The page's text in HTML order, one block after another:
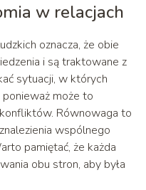
w relacjach
oznacza, że obie
i są traktowane z
sytuacji, w których
ponieważ może to
Równowaga to
wspólnego
pamiętać, że każda
obu stron, aby była